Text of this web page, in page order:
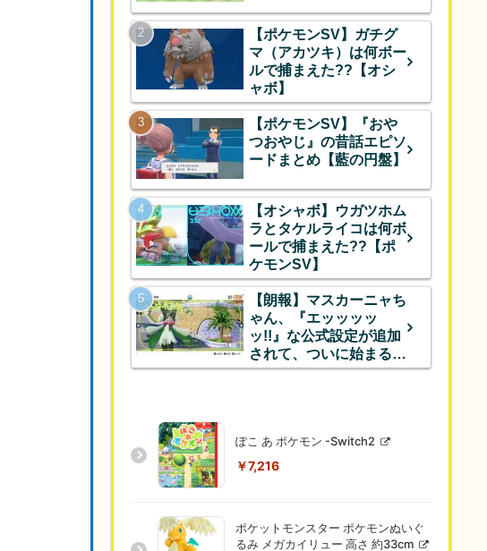
【ポケモンSV】ガチグ
マ（アカツキ）は何ボー
ルで捕まえた??【オシ
ャボ】
【ポケモンSV】『おや
つおやじ』の昔話エピソ
ードまとめ【藍の円盤】
【オシャボ】ウガツホム
ラとタケルライコは何ボ
ールで捕まえた??【ポ
ケモンSV】
【朗報】マスカーニャち
ゃん、『エッッッッ
ッ!!』な公式設定が追加
されて、ついに始まるｗ
ｗｗ
ぽこ あ ポケモン -Switch2
￥7,216
ポケットモンスター ポケモンぬいぐ
るみ メガカイリュー 高さ 約33cm